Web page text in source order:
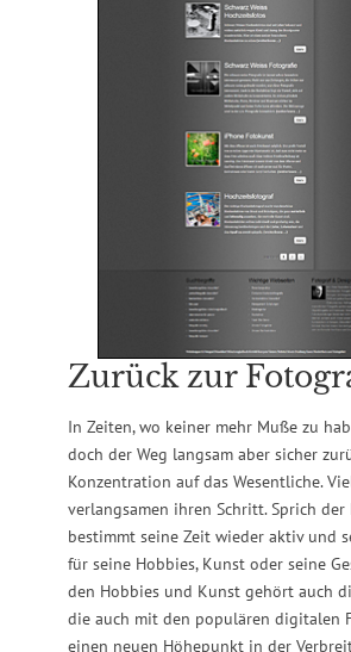
Zurück zur
In Zeiten, wo keiner mehr Muße zu
doch der Weg langsam aber sicher
Konzentration auf das Wesentliche.
verlangsamen ihren Schritt. Sprich der
bestimmt seine Zeit wieder aktiv und
für seine Hobbies, Kunst oder seine
den Hobbies und Kunst gehört auch
die auch mit den populären digitalen
einen neuen Höhepunkt in der